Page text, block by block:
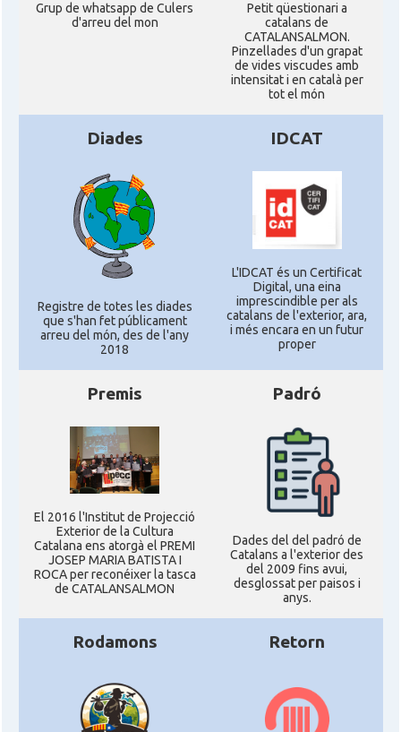
Grup de whatsapp de Culers
d'arreu del mon
Petit qüestionari a
catalans de
CATALANSALMON.
Pinzellades d'un grapat
de vides viscudes amb
intensitat i en català per
tot el món
Diades
Registre de totes les diades
que s'han fet públicament
arreu del món, des de l'any
2018
IDCAT
L'IDCAT és un Certificat
Digital, una eina
imprescindible per als
catalans de l'exterior, ara,
i més encara en un futur
proper
Premis
El 2016 l'Institut de Projecció
Exterior de la Cultura
Catalana ens atorgà el PREMI
JOSEP MARIA BATISTA I
ROCA per reconéixer la tasca
de CATALANSALMON
Padró
Dades del del padró de
Catalans a l'exterior des
del 2009 fins avui,
desglossat per paisos i
anys.
Rodamons Retorn